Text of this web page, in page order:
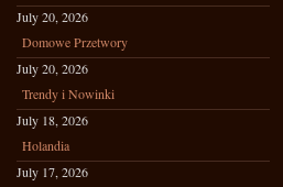
July 20, 2026
Domowe Przetwory
July 20, 2026
Trendy i Nowinki
July 18, 2026
Holandia
July 17, 2026